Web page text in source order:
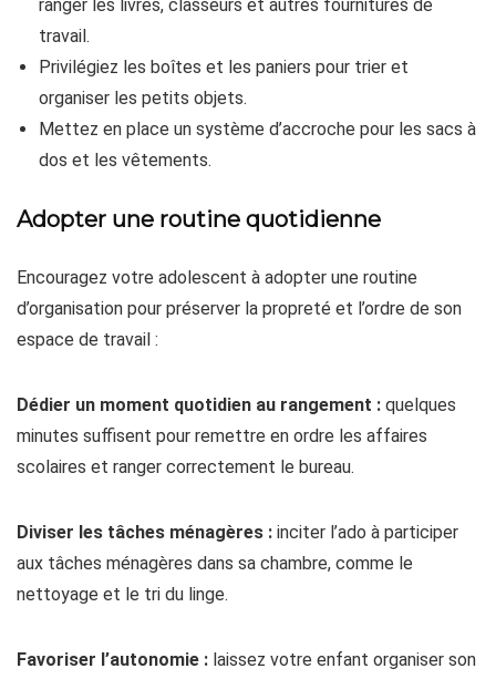
ranger les livres, classeurs et autres fournitures de
travail.
Privilégiez les boîtes et les paniers pour trier et
organiser les petits objets.
Mettez en place un système d’accroche pour les sacs à
dos et les vêtements.
Adopter une routine quotidienne
Encouragez votre adolescent à adopter une routine
d’organisation pour préserver la propreté et l’ordre de son
espace de travail :
Dédier un moment quotidien au rangement : quelques
minutes suffisent pour remettre en ordre les affaires
scolaires et ranger correctement le bureau.
Diviser les tâches ménagères : inciter l’ado à participer
aux tâches ménagères dans sa chambre, comme le
nettoyage et le tri du linge.
Favoriser l’autonomie : laissez votre enfant organiser son